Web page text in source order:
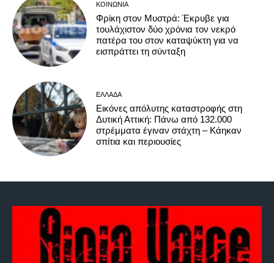
ΚΟΙΝΩΝΊΑ
Φρίκη στον Μυστρά: Έκρυβε για
τουλάχιστον δύο χρόνια τον νεκρό
πατέρα του στον καταψύκτη για να
εισπράττει τη σύνταξη
ΕΛΛΆΔΑ
Εικόνες απόλυτης καταστροφής στη
Δυτική Αττική: Πάνω από 132.000
στρέμματα έγιναν στάχτη – Κάηκαν
σπίτια και περιουσίες